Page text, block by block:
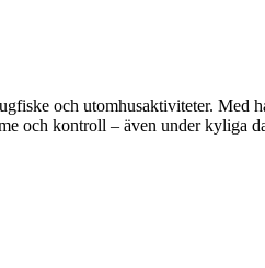
och utomhusaktiviteter. Med
och kontroll – även under kyliga